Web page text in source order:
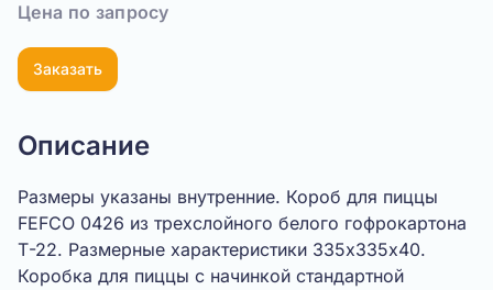
Цена по запросу
Заказать
Описание
Размеры указаны внутренние. Короб для пиццы
FEFCO 0426 из трехслойного белого гофрокартона
Т-22. Размерные характеристики 335х335х40.
Коробка для пиццы с начинкой стандартной